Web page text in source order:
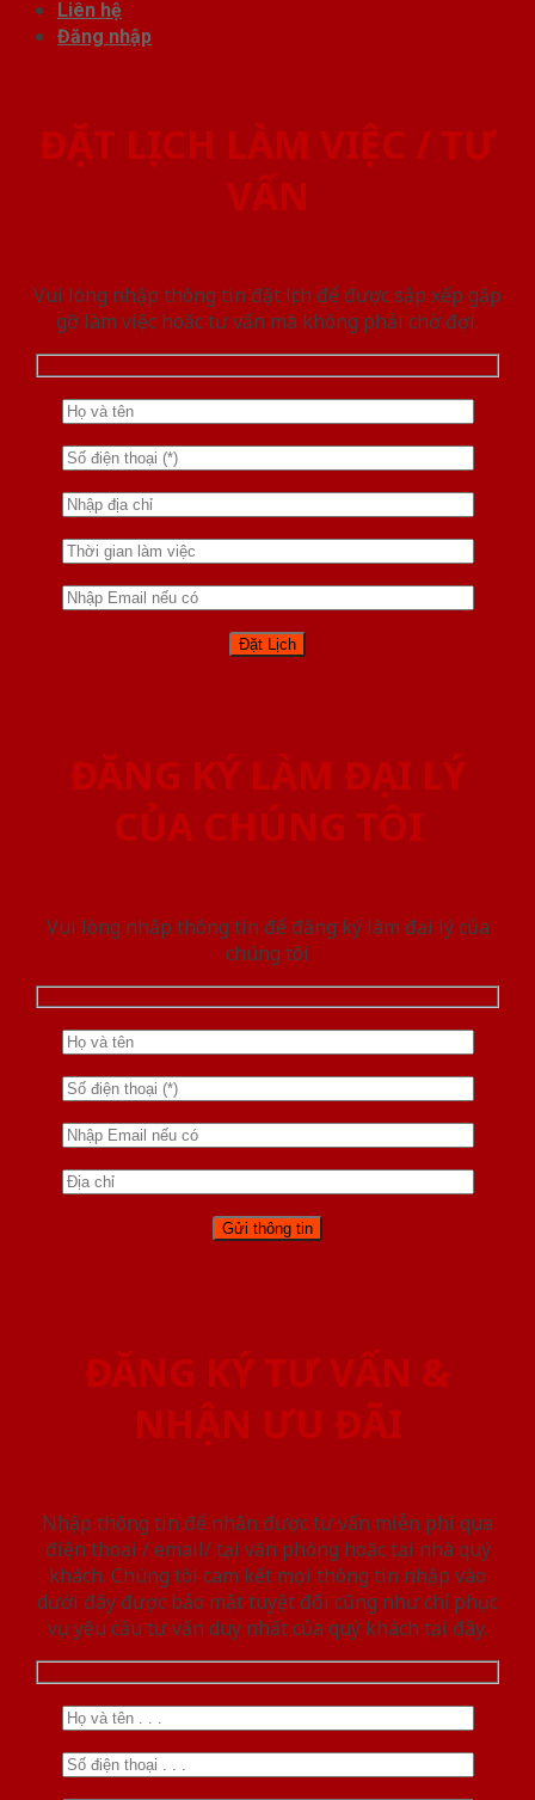
Liên hệ
Đăng nhập
ĐẶT LỊCH LÀM VIỆC / TƯ
VẤN
Vui lòng nhập thông tin đặt lịch để được sắp xếp gặp
gỡ làm việc hoăc tư vấn mà không phải chờ đợi.
ĐĂNG KÝ LÀM ĐẠI LÝ
CỦA CHÚNG TÔI
Vui lòng nhập thông tin để đăng ký làm đại lý của
chúng tôi
ĐĂNG KÝ TƯ VẤN &
NHẬN ƯU ĐÃI
Nhập thông tin để nhận được tư vấn miễn phí qua
điện thoại / email/ tại văn phòng hoặc tại nhà quý
khách. Chúng tôi cam kết mọi thông tin nhập vào
dưới đây được bảo mật tuyệt đối cũng như chỉ phục
vụ yêu cầu tư vấn duy nhất của quý khách tại đây.